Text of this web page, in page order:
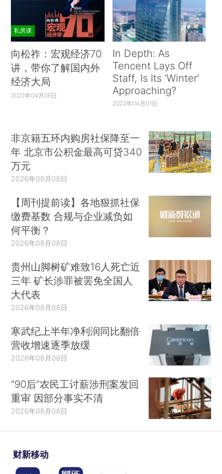
私房课
向松祚：宏观经济70
讲，带你了解国内外
经济大局
2022年04月06日
In Depth: As
Tencent Lays Off
Staff, Is Its ‘Winter’
Approaching?
2022年04月01日
非京籍五环内购房社保降至一
年 北京市公积金最高可贷340
万元
2026年08月08日
【周刊提前读】各地狠抓社保
缴费基数 合规与企业减负如
何平衡？
2026年08月08日
贵州山脚树矿难致16人死亡近
三年 矿长涉罪被罢免全国人
大代表
2026年08月08日
寒武纪上半年净利润同比翻倍
营收增速逐季放缓
2026年08月08日
“90后”农民工讨薪涉刑案发回
重审 因部分事实不清
2026年08月08日
财新移动